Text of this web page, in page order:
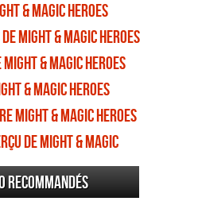
& Magic Heroes
Might & Magic Heroes
& Magic Heroes
& Magic Heroes
Might & Magic Heroes
de Might & Magic
recommandés